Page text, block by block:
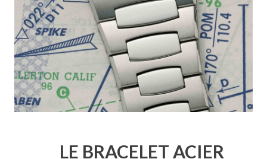
LE BRACELET ACIER